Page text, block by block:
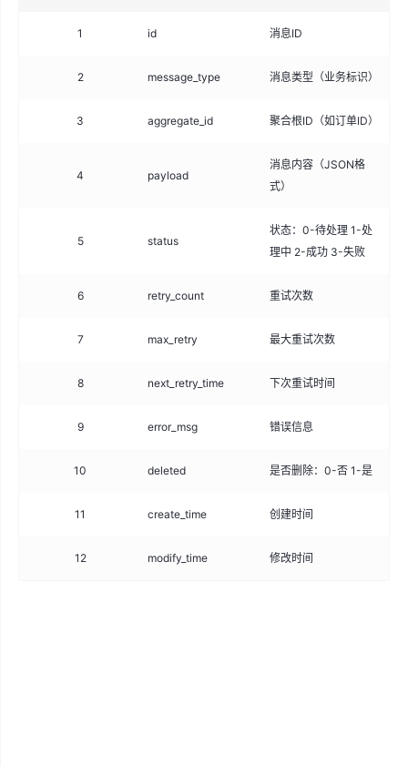
1 id 消息ID
2 message_type 消息类型（业务标识）
3 aggregate_id 聚合根ID（如订单ID）
4 payload
消息内容（JSON格
式）
5 status
状态：0-待处理 1-处
理中 2-成功 3-失败
6 retry_count 重试次数
7 max_retry 最大重试次数
8 next_retry_time 下次重试时间
9 error_msg 错误信息
10 deleted 是否删除：0-否 1-是
11 create_time 创建时间
12 modify_time 修改时间